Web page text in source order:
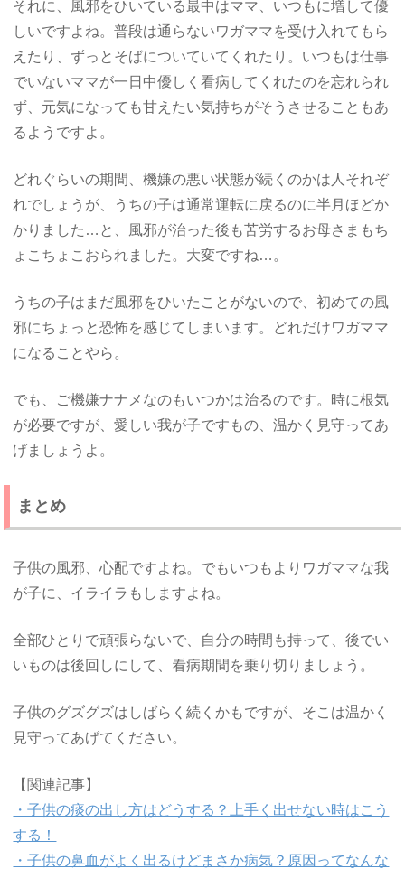
それに、風邪をひいている最中はママ、いつもに増して優
しいですよね。普段は通らないワガママを受け入れてもら
えたり、ずっとそばについていてくれたり。いつもは仕事
でいないママが一日中優しく看病してくれたのを忘れられ
ず、元気になっても甘えたい気持ちがそうさせることもあ
るようですよ。
どれぐらいの期間、機嫌の悪い状態が続くのかは人それぞ
れでしょうが、うちの子は通常運転に戻るのに半月ほどか
かりました…と、風邪が治った後も苦労するお母さまもち
ょこちょこおられました。大変ですね…。
うちの子はまだ風邪をひいたことがないので、初めての風
邪にちょっと恐怖を感じてしまいます。どれだけワガママ
になることやら。
でも、ご機嫌ナナメなのもいつかは治るのです。時に根気
が必要ですが、愛しい我が子ですもの、温かく見守ってあ
げましょうよ。
まとめ
子供の風邪、心配ですよね。でもいつもよりワガママな我
が子に、イライラもしますよね。
全部ひとりで頑張らないで、自分の時間も持って、後でい
いものは後回しにして、看病期間を乗り切りましょう。
子供のグズグズはしばらく続くかもですが、そこは温かく
見守ってあげてください。
【関連記事】
・子供の痰の出し方はどうする？上手く出せない時はこう
する！
・子供の鼻血がよく出るけどまさか病気？原因ってなんな